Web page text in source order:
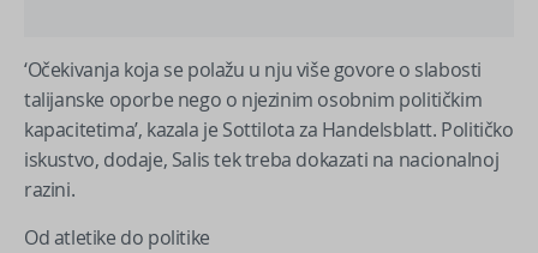
‘Očekivanja koja se polažu u nju više govore o slabosti
talijanske oporbe nego o njezinim osobnim političkim
kapacitetima’, kazala je Sottilota za Handelsblatt. Političko
iskustvo, dodaje, Salis tek treba dokazati na nacionalnoj
razini.
Od atletike do politike